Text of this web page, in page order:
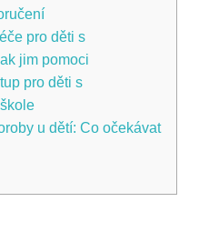
pro děti⁣ s
jim pomoci
pro ⁤děti s
u dětí: Co očekávat